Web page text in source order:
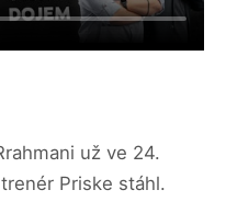
už ve 24.
Priske stáhl.